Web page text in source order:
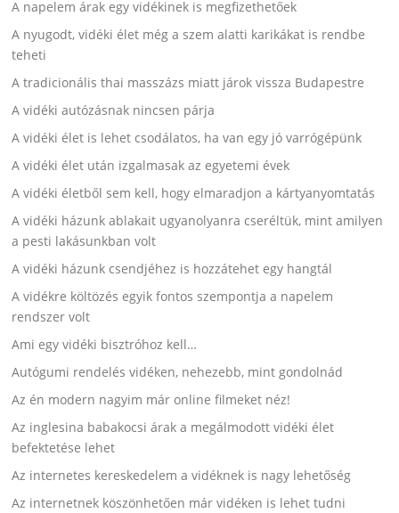
A napelem árak egy vidékinek is megfizethetőek
A nyugodt, vidéki élet még a szem alatti karikákat is rendbe
teheti
A tradicionális thai masszázs miatt járok vissza Budapestre
A vidéki autózásnak nincsen párja
A vidéki élet is lehet csodálatos, ha van egy jó varrógépünk
A vidéki élet után izgalmasak az egyetemi évek
A vidéki életből sem kell, hogy elmaradjon a kártyanyomtatás
A vidéki házunk ablakait ugyanolyanra cseréltük, mint amilyen
a pesti lakásunkban volt
A vidéki házunk csendjéhez is hozzátehet egy hangtál
A vidékre költözés egyik fontos szempontja a napelem
rendszer volt
Ami egy vidéki bisztróhoz kell…
Autógumi rendelés vidéken, nehezebb, mint gondolnád
Az én modern nagyim már online filmeket néz!
Az inglesina babakocsi árak a megálmodott vidéki élet
befektetése lehet
Az internetes kereskedelem a vidéknek is nagy lehetőség
Az internetnek köszönhetően már vidéken is lehet tudni